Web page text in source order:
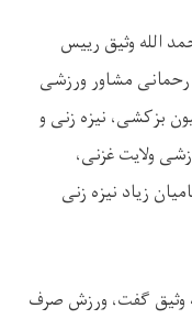
الله وثیق رییس
مشاور ورزشی
بزکشی، نیزه زنی و
ولایت غزنی،
زیاد نیزه زنی
وثیق گفت، ورزش صرف